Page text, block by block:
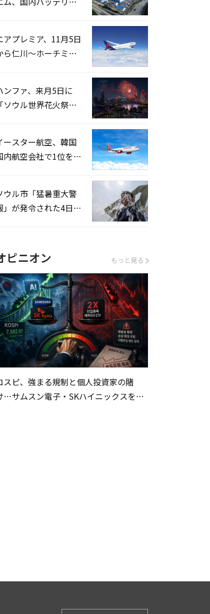
アプレミア、11月5日
ら仁川〜ホーチミン
ンファ、来月5日に
「ソウル世界花火祭り
ースター航空、韓国
内航空会社で1位を記
ウル市「猛暑重大警
」が発令された4日、
ピニオン もっと見る
スピ、強まる規制と個人投資家の賭
…サムスン電子・SKハイニックスを巡